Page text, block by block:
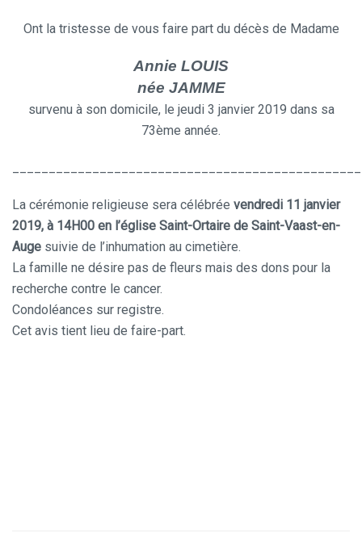
Ont la tristesse de vous faire part du décès de Madame
Annie LOUIS
née JAMME
survenu à son domicile, le jeudi 3 janvier 2019 dans sa
73ème année.
La cérémonie religieuse sera célébrée vendredi 11 janvier
2019, à 14H00 en l’église Saint-Ortaire de Saint-Vaast-en-
Auge suivie de l’inhumation au cimetière.
La famille ne désire pas de fleurs mais des dons pour la
recherche contre le cancer.
Condoléances sur registre.
Cet avis tient lieu de faire-part.